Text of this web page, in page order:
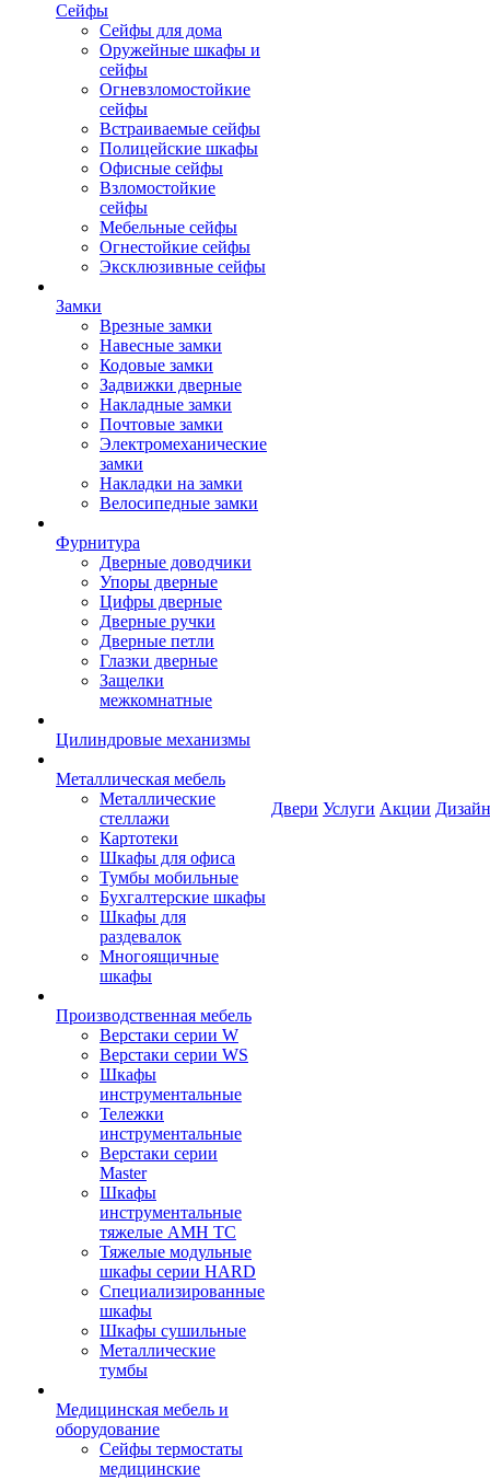
Сейфы
Сейфы для дома
Оружейные шкафы и
сейфы
Огневзломостойкие
сейфы
Встраиваемые сейфы
Полицейские шкафы
Офисные сейфы
Взломостойкие
сейфы
Мебельные сейфы
Огнестойкие сейфы
Эксклюзивные сейфы
Замки
Врезные замки
Навесные замки
Кодовые замки
Задвижки дверные
Накладные замки
Почтовые замки
Электромеханические
замки
Накладки на замки
Велосипедные замки
Фурнитура
Дверные доводчики
Упоры дверные
Цифры дверные
Дверные ручки
Дверные петли
Глазки дверные
Защелки
межкомнатные
Цилиндровые механизмы
Металлическая мебель
Металлические
стеллажи
Картотеки
Шкафы для офиса
Тумбы мобильные
Бухгалтерские шкафы
Шкафы для
раздевалок
Многоящичные
шкафы
Производственная мебель
Верстаки серии W
Верстаки серии WS
Шкафы
инструментальные
Тележки
инструментальные
Верстаки серии
Master
Шкафы
инструментальные
тяжелые AMH TC
Тяжелые модульные
шкафы серии HARD
Cпециализированные
шкафы
Шкафы сушильные
Металлические
тумбы
Медицинская мебель и
оборудование
Сейфы термостаты
медицинские
Двери Услуги Акции